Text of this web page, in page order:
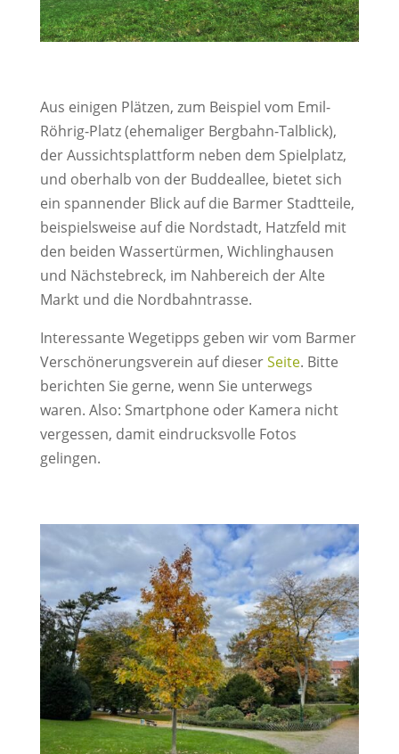
Aus einigen Plätzen, zum Beispiel vom Emil-
Röhrig-Platz (ehemaliger Bergbahn-Talblick),
der Aussichtsplattform neben dem Spielplatz,
und oberhalb von der Buddeallee, bietet sich
ein spannender Blick auf die Barmer Stadtteile,
beispielsweise auf die Nordstadt, Hatzfeld mit
den beiden Wassertürmen, Wichlinghausen
und Nächstebreck, im Nahbereich der Alte
Markt und die Nordbahntrasse.
Interessante Wegetipps geben wir vom Barmer
Verschönerungsverein auf dieserSeite. Bitte
berichten Sie gerne, wenn Sie unterwegs
waren. Also: Smartphone oder Kamera nicht
vergessen, damit eindrucksvolle Fotos
gelingen.